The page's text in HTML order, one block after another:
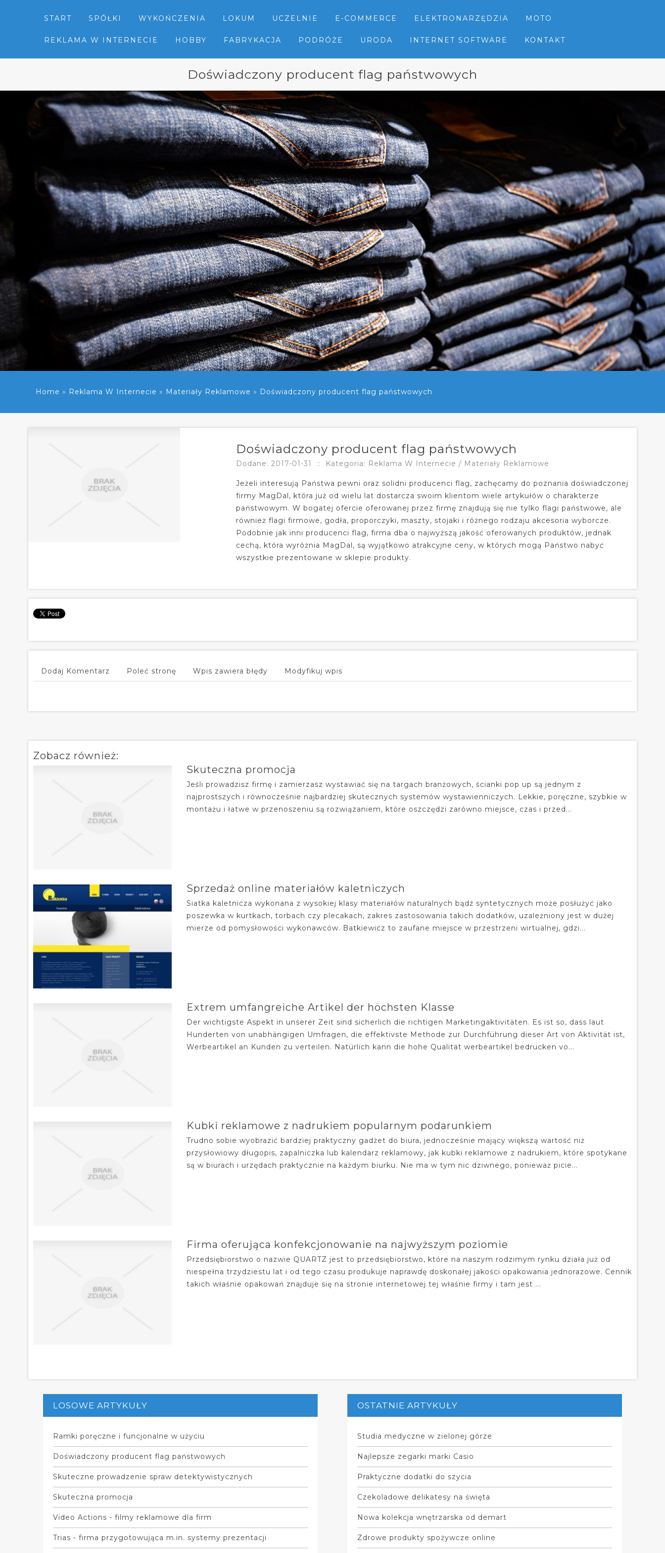
START SPÓŁKI WYKOŃCZENIA LOKUM UCZELNIE E-COMMERCE ELEKTRONARZĘDZIA MOTO
REKLAMA W INTERNECIE HOBBY FABRYKACJA PODRÓŻE URODA INTERNET SOFTWARE KONTAKT
Doświadczony producent flag państwowych
Home » Reklama W Internecie » Materiały Reklamowe » Doświadczony producent flag państwowych
Doświadczony producent flag państwowych
Dodane: 2017-01-31 :: Kategoria: Reklama W Internecie / Materiały Reklamowe
Jeżeli interesują Państwa pewni oraz solidni producenci flag, zachęcamy do poznania doświadczonej
firmy MagDal, która już od wielu lat dostarcza swoim klientom wiele artykułów o charakterze
państwowym. W bogatej ofercie oferowanej przez firmę znajdują się nie tylko flagi państwowe, ale
również flagi firmowe, godła, proporczyki, maszty, stojaki i różnego rodzaju akcesoria wyborcze.
Podobnie jak inni producenci flag, firma dba o najwyższą jakość oferowanych produktów, jednak
cechą, która wyróżnia MagDal, są wyjątkowo atrakcyjne ceny, w których mogą Państwo nabyć
wszystkie prezentowane w sklepie produkty.
Dodaj Komentarz Poleć stronę Wpis zawiera błędy Modyfikuj wpis
Zobacz również:
Skuteczna promocja
Jeśli prowadzisz firmę i zamierzasz wystawiać się na targach branżowych, ścianki pop up są jednym z
najprostszych i równocześnie najbardziej skutecznych systemów wystawienniczych. Lekkie, poręczne, szybkie w
montażu i łatwe w przenoszeniu są rozwiązaniem, które oszczędzi zarówno miejsce, czas i przed...
Sprzedaż online materiałów kaletniczych
Siatka kaletnicza wykonana z wysokiej klasy materiałów naturalnych bądź syntetycznych może posłużyć jako
poszewka w kurtkach, torbach czy plecakach, zakres zastosowania takich dodatków, uzależniony jest w dużej
mierze od pomysłowości wykonawców. Batkiewicz to zaufane miejsce w przestrzeni wirtualnej, gdzi...
Extrem umfangreiche Artikel der höchsten Klasse
Der wichtigste Aspekt in unserer Zeit sind sicherlich die richtigen Marketingaktivitäten. Es ist so, dass laut
Hunderten von unabhängigen Umfragen, die effektivste Methode zur Durchführung dieser Art von Aktivität ist,
Werbeartikel an Kunden zu verteilen. Natürlich kann die hohe Qualität werbeartikel bedrucken vo...
Kubki reklamowe z nadrukiem popularnym podarunkiem
Trudno sobie wyobrazić bardziej praktyczny gadżet do biura, jednocześnie mający większą wartość niż
przysłowiowy długopis, zapalniczka lub kalendarz reklamowy, jak kubki reklamowe z nadrukiem, które spotykane
są w biurach i urzędach praktycznie na każdym biurku. Nie ma w tym nic dziwnego, ponieważ picie...
Firma oferująca konfekcjonowanie na najwyższym poziomie
Przedsiębiorstwo o nazwie QUARTZ jest to przedsiębiorstwo, które na naszym rodzimym rynku działa już od
niespełna trzydziestu lat i od tego czasu produkuje naprawdę doskonałej jakości opakowania jednorazowe. Cennik
takich właśnie opakowań znajduje się na stronie internetowej tej właśnie firmy i tam jest ...
LOSOWE ARTYKUŁY
Ramki poręczne i funcjonalne w użyciu
Doświadczony producent flag państwowych
Skuteczne prowadzenie spraw detektywistycznych
Skuteczna promocja
Video Actions - filmy reklamowe dla firm
Trias - firma przygotowująca m.in. systemy prezentacji
OSTATNIE ARTYKUŁY
Studia medyczne w zielonej górze
Najlepsze zegarki marki Casio
Praktyczne dodatki do szycia
Czekoladowe delikatesy na święta
Nowa kolekcja wnętrzarska od demart
Zdrowe produkty spożywcze online